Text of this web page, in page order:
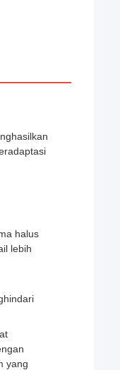
halus
lebih
yang